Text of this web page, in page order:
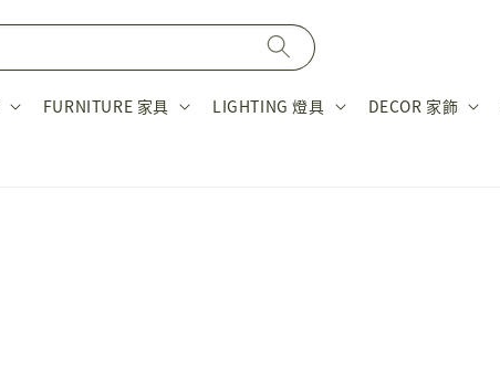
FURNITURE 家具 LIGHTING 燈具 DECOR 家飾